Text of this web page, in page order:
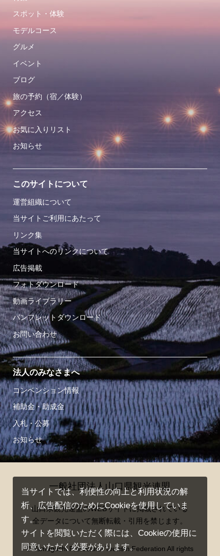
スポット・体験
モデルコース
グルメ
イベント
ブログ
旅の予約（宿／体験）
アクセス
お気に入りリスト
お知らせ
このサイトについて
運営組織について
当サイトご利用にあたって
リンク集
当サイトへのリンクについて
広告掲載
フォトダウンロード
動画ライブラリー
パンフレットダウンロード
お問い合わせ
法人のみなさまへ
コンベンション情報
補助金・助成金
入札・公募
お知らせ
一般社団法人山口県観光連盟
山口県観光連盟のWEBサイトに掲載されている
全データについて無断転載・引用を禁じます。
© Yamaguchi Prefectural Tourism Federation All rights
当サイトでは、利便性の向上と利用状況の解
析、広告配信のためにCookieを使用していま
す。
サイトを閲覧いただく際には、Cookieの使用に
同意いただく必要があります。